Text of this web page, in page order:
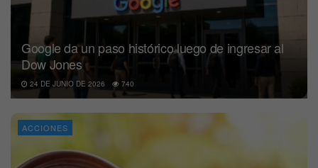
Google da un paso histórico luego de ingresar al
Dow Jones
24 DE JUNIO DE 2026 740
ACCIONES